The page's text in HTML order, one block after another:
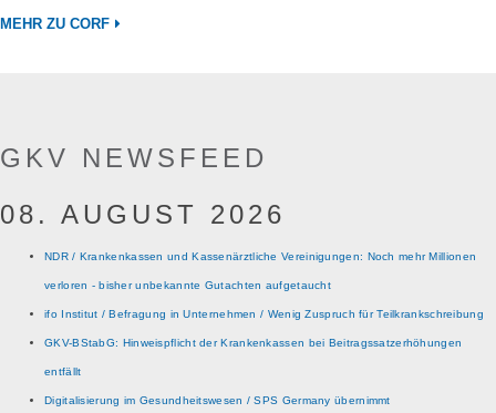
MEHR ZU CORF
GKV NEWSFEED
08. AUGUST 2026
NDR / Krankenkassen und Kassenärztliche Vereinigungen: Noch mehr Millionen
verloren - bisher unbekannte Gutachten aufgetaucht
ifo Institut / Befragung in Unternehmen / Wenig Zuspruch für Teilkrankschreibung
GKV-BStabG: Hinweispflicht der Krankenkassen bei Beitragssatzerhöhungen
entfällt
Digitalisierung im Gesundheitswesen / SPS Germany übernimmt